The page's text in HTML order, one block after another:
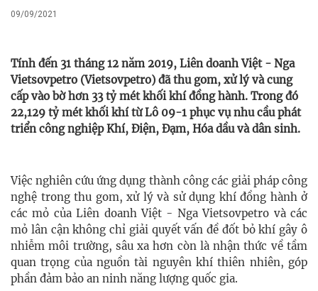
09/09/2021
Tính đến 31 tháng 12 năm 2019, Liên doanh Việt - Nga
Vietsovpetro (Vietsovpetro) đã thu gom, xử lý và cung
cấp vào bờ hơn 33 tỷ mét khối khí đồng hành. Trong đó
22,129 tỷ mét khối khí từ Lô 09-1 phục vụ nhu cầu phát
triển công nghiệp Khí, Điện, Đạm, Hóa dầu và dân sinh.
Việc nghiên cứu ứng dụng thành công các giải pháp công
nghệ trong thu gom, xử lý và sử dụng khí đồng hành ở
các mỏ của Liên doanh Việt - Nga Vietsovpetro và các
mỏ lân cận không chỉ giải quyết vấn đề đốt bỏ khí gây ô
nhiễm môi trường, sâu xa hơn còn là nhận thức về tầm
quan trọng của nguồn tài nguyên khí thiên nhiên, góp
phần đảm bảo an ninh năng lượng quốc gia.